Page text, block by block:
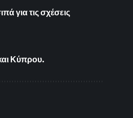
για τις σχέσεις
Κύπρου.